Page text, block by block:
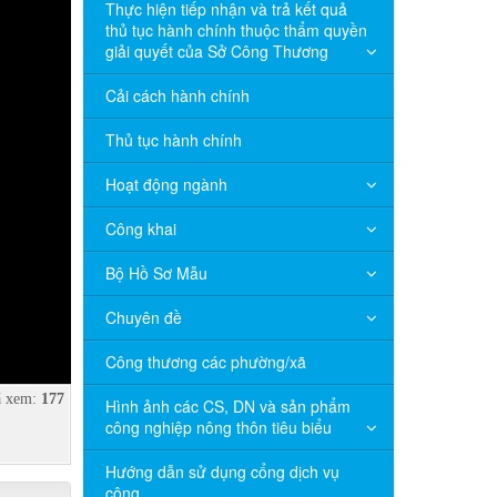
xem: 177
Thực hiện tiếp nhận và trả kết quả
thủ tục hành chính thuộc thẩm quyền
giải quyết của Sở Công Thương
Cải cách hành chính
Thủ tục hành chính
Hoạt động ngành
Công khai
Bộ Hồ Sơ Mẫu
Chuyên đề
Công thương các phường/xã
Hình ảnh các CS, DN và sản phẩm
công nghiệp nông thôn tiêu biểu
Hướng dẫn sử dụng cổng dịch vụ
công